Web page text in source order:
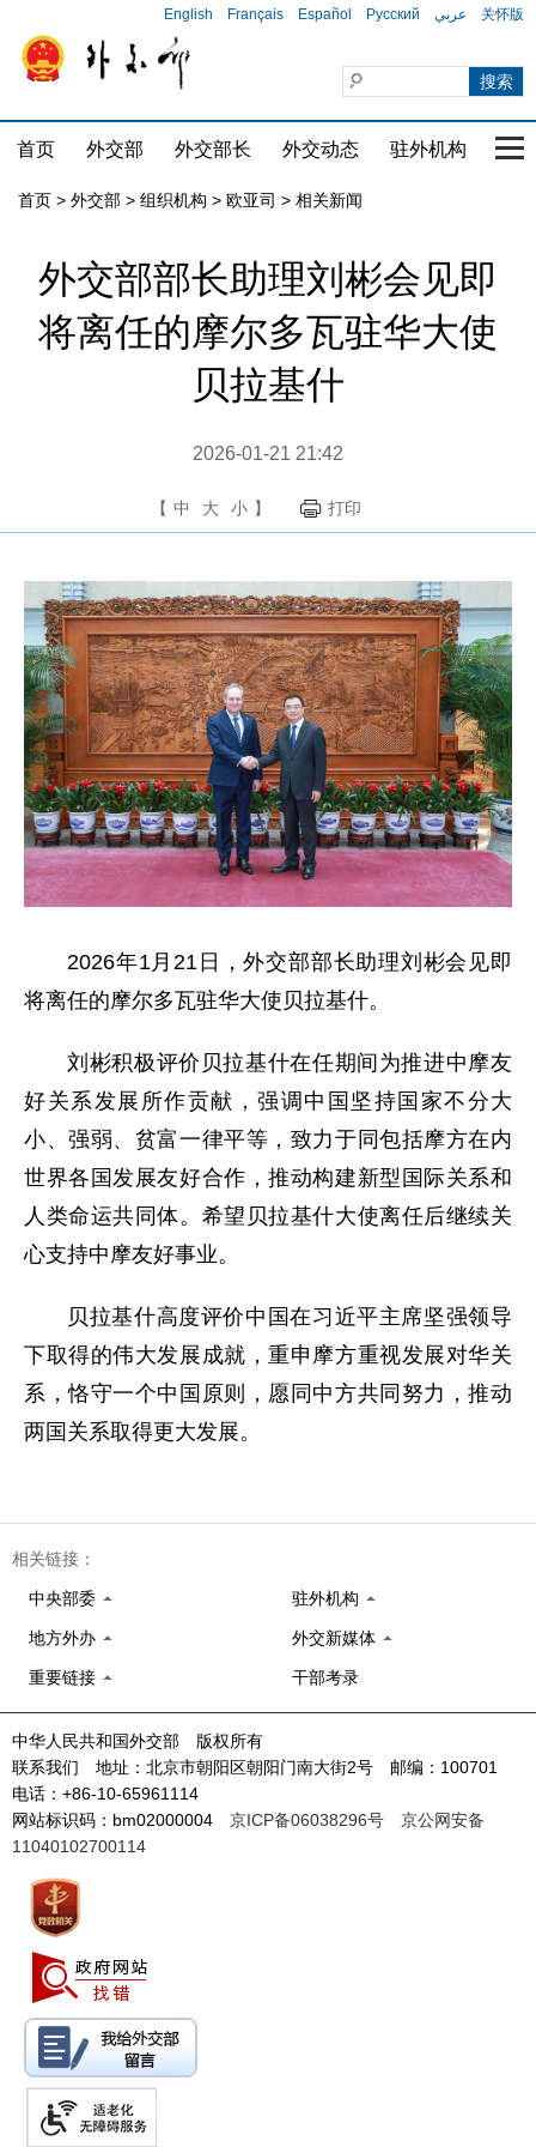
English Français Español Русский عربي 关怀版
首页 外交部 外交部长 外交动态 驻外机构 国
首页 > 外交部 > 组织机构 > 欧亚司 > 相关新闻
外交部部长助理刘彬会见即
将离任的摩尔多瓦驻华大使
贝拉基什
2026-01-21 21:42
【 中 大 小 】 打印
2026年1月21日，外交部部长助理刘彬会见即
将离任的摩尔多瓦驻华大使贝拉基什。
刘彬积极评价贝拉基什在任期间为推进中摩友
好关系发展所作贡献，强调中国坚持国家不分大
小、强弱、贫富一律平等，致力于同包括摩方在内
世界各国发展友好合作，推动构建新型国际关系和
人类命运共同体。希望贝拉基什大使离任后继续关
心支持中摩友好事业。
贝拉基什高度评价中国在习近平主席坚强领导
下取得的伟大发展成就，重申摩方重视发展对华关
系，恪守一个中国原则，愿同中方共同努力，推动
两国关系取得更大发展。
相关链接：
中央部委 驻外机构
地方外办 外交新媒体
重要链接 干部考录
中华人民共和国外交部 版权所有
联系我们 地址：北京市朝阳区朝阳门南大街2号 邮编：100701
电话：+86-10-65961114
网站标识码：bm02000004 京ICP备06038296号
京公网安备
11040102700114